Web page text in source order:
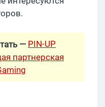
— PIN-UP
партнерская